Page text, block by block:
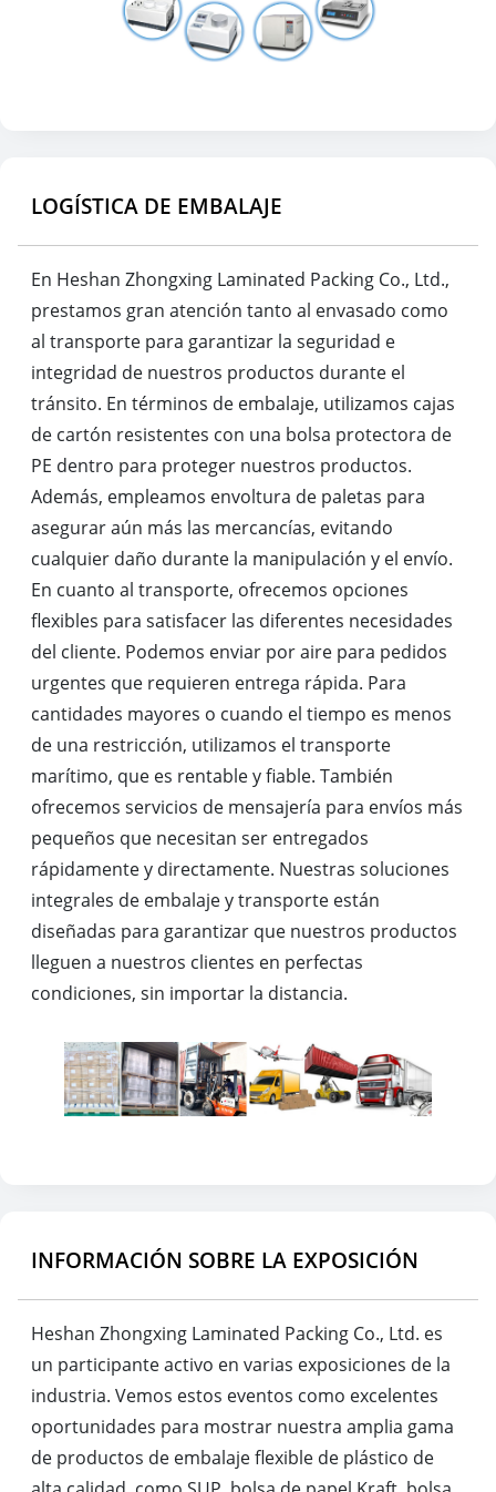
LOGÍSTICA DE EMBALAJE
En Heshan Zhongxing Laminated Packing Co., Ltd.,
prestamos gran atención tanto al envasado como
al transporte para garantizar la seguridad e
integridad de nuestros productos durante el
tránsito. En términos de embalaje, utilizamos cajas
de cartón resistentes con una bolsa protectora de
PE dentro para proteger nuestros productos.
Además, empleamos envoltura de paletas para
asegurar aún más las mercancías, evitando
cualquier daño durante la manipulación y el envío.
En cuanto al transporte, ofrecemos opciones
flexibles para satisfacer las diferentes necesidades
del cliente. Podemos enviar por aire para pedidos
urgentes que requieren entrega rápida. Para
cantidades mayores o cuando el tiempo es menos
de una restricción, utilizamos el transporte
marítimo, que es rentable y fiable. También
ofrecemos servicios de mensajería para envíos más
pequeños que necesitan ser entregados
rápidamente y directamente. Nuestras soluciones
integrales de embalaje y transporte están
diseñadas para garantizar que nuestros productos
lleguen a nuestros clientes en perfectas
condiciones, sin importar la distancia.
INFORMACIÓN SOBRE LA EXPOSICIÓN
Heshan Zhongxing Laminated Packing Co., Ltd. es
un participante activo en varias exposiciones de la
industria. Vemos estos eventos como excelentes
oportunidades para mostrar nuestra amplia gama
de productos de embalaje flexible de plástico de